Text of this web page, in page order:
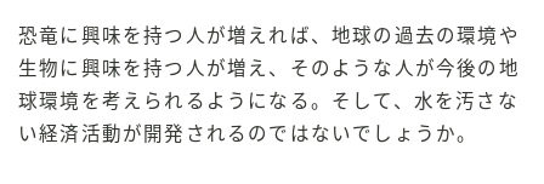
恐竜に興味を持つ人が増えれば、地球の過去の環境や
生物に興味を持つ人が増え、そのような人が今後の地
球環境を考えられるようになる。そして、水を汚さな
い経済活動が開発されるのではないでしょうか。